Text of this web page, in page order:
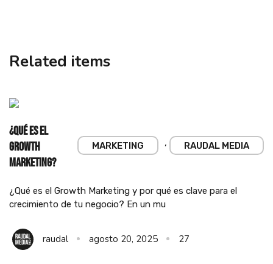
Related items
MARKETING , RAUDAL MEDIA
¿Qué es el
Growth
Marketing?
¿Qué es el Growth Marketing y por qué es clave para el
crecimiento de tu negocio? En un mu
raudal agosto 20, 2025 27